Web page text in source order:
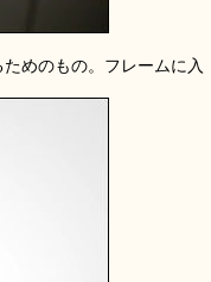
めのもの。フレームに入